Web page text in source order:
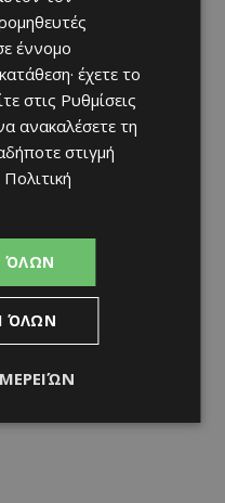
έννομο
έχετε το
στις Ρυθμίσεις
ανακαλέσετε τη
στιγμή
Πολιτική
ΌΛΩΝ
ΌΛΩΝ